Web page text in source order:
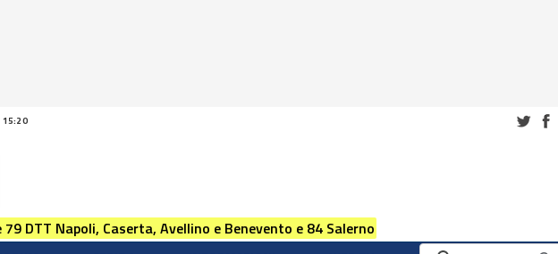
15:20
DTT Napoli, Caserta, Avellino e Benevento e 84 Salerno